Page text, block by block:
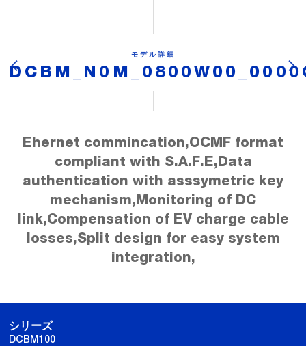
モデル詳細
Ehernet commincation,OCMF format
compliant with S.A.F.E,Data
authentication with asssymetric key
mechanism,Monitoring of DC
link,Compensation of EV charge cable
losses,Split design for easy system
integration,
シリーズ
DCBM100